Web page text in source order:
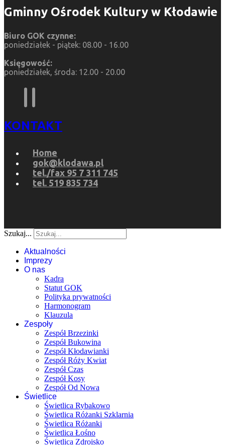
Gminny Ośrodek Kultury w Kłodawie
Biuro GOK czynne:
poniedziałek - piątek: 08.00 - 16.00
Księgowość:
poniedziałek, środa: 12.00 - 20.00
KONTAKT
Home
gok@klodawa.pl
tel./fax 95 7 311 745
tel. 519 835 734
Szukaj...
Aktualności
Imprezy
O nas
Kadra
Statut GOK
Polityka prywatności
Harmonogram
Klauzula
Zespoły
Zespół Brzezinki
Zespół Bukowina
Zespół Kłodawianki
Zespół Róży Kwiat
Zespół Czas
Zespół Kosy
Zespół Od Nowa
Świetlice
Świetlica Rybakowo
Świetlica Różanki Szklarnia
Świetlica Różanki
Świetlica Łośno
Świetlica Zdroisko